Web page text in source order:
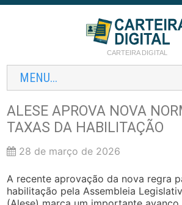
CARTEIRA DIGITAL
MENU...
ALESE APROVA NOVA
TAXAS DA HABILITAÇÃO
28 de março de 2026
A recente aprovação da nova regra
habilitação pela Assembleia